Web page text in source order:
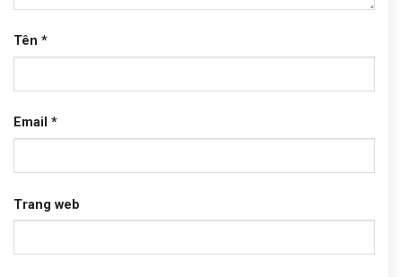
Tên *
Email *
Trang web